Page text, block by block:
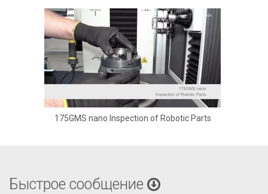
175GMS nano Inspection of Robotic Parts
Быстрое сообщение